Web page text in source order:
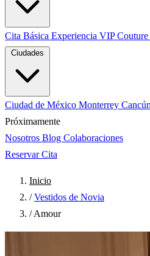
Cita Básica Experiencia VIP
Ciudades
Ciudad de México Monterrey Cancún
Próximamente
Nosotros Blog Colaboraciones
Reservar Cita
Inicio
/ Vestidos de Novia
/ Amour